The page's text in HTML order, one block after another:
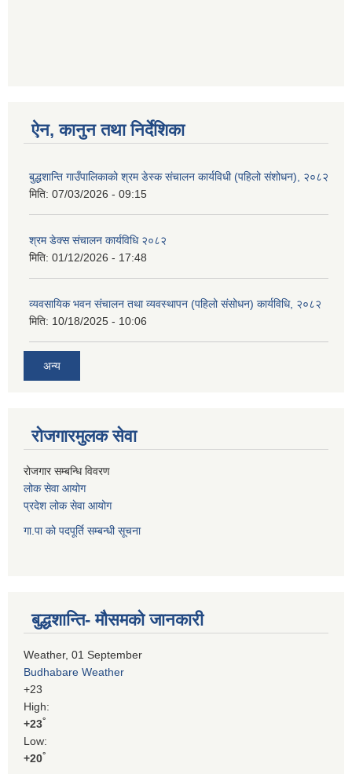
ऐन, कानुन तथा निर्देशिका
बुद्धशान्ति गाउँपालिकाको श्रम डेस्क संचालन कार्यविधी (पहिलो संशोधन), २०८२
मिति: 07/03/2026 - 09:15
श्रम डेक्स संचालन कार्यविधि २०८२
मिति: 01/12/2026 - 17:48
व्यवसायिक भवन संचालन तथा व्यवस्थापन (पहिलो संसोधन) कार्यविधि, २०८२
मिति: 10/18/2025 - 10:06
अन्य
रोजगारमुलक सेवा
रोजगार सम्बन्धि विवरण
लोक सेवा आयोग
प्रदेश लोक सेवा आयोग
गा.पा को पदपूर्ति सम्बन्धी सूचना
बुद्धशान्ति- मौसमको जानकारी
Weather, 01 September
Budhabare Weather
+23
High:
+23°
Low:
+20°